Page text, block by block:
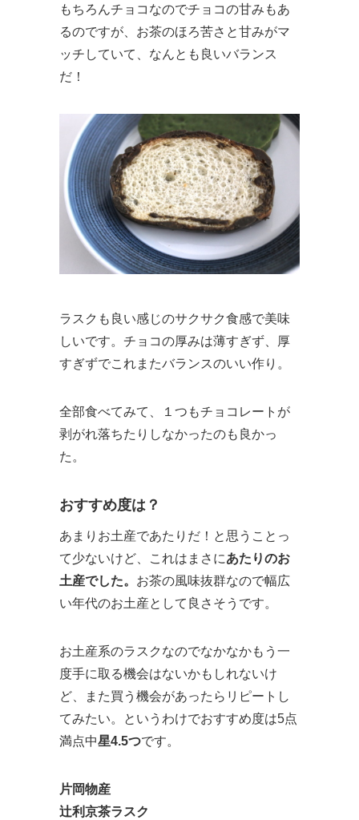
もちろんチョコなのでチョコの甘みもあ
るのですが、お茶のほろ苦さと甘みがマ
ッチしていて、なんとも良いバランス
だ！
ラスクも良い感じのサクサク食感で美味
しいです。チョコの厚みは薄すぎず、厚
すぎずでこれまたバランスのいい作り。
全部食べてみて、１つもチョコレートが
剥がれ落ちたりしなかったのも良かっ
た。
おすすめ度は？
あまりお土産であたりだ！と思うことっ
て少ないけど、これはまさにあたりのお
土産でした。 お茶の風味抜群なので幅広
い年代のお土産として良さそうです。
お土産系のラスクなのでなかなかもう一
度手に取る機会はないかもしれないけ
ど、また買う機会があったらリピートし
てみたい。というわけでおすすめ度は5点
満点中星4.5つです。
片岡物産
辻利京茶ラスク